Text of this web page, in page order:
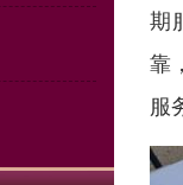
期
靠
服